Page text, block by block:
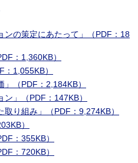
ンの策定にあたって」（PDF：18
：1,360KB）
1,055KB）
（PDF：2,184KB）
」（PDF：147KB）
り組み」（PDF：9,274KB）
）
：355KB）
：720KB）